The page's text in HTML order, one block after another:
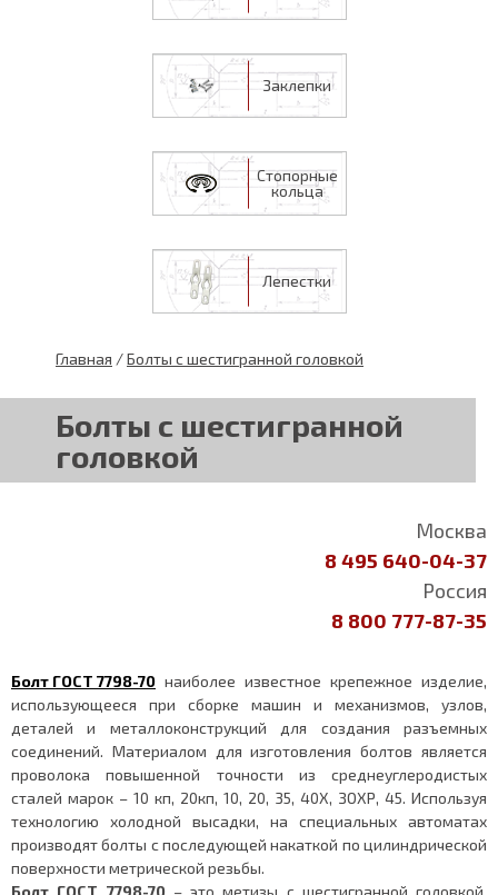
Заклепки
Стопорные
кольца
Лепестки
Главная /Болты с шестигранной головкой
Болты с шестигранной
головкой
Москва
8 495 640-04-37
Россия
8 800 777-87-35
Болт ГОСТ 7798-70 наиболее известное крепежное изделие,
использующееся при сборке машин и механизмов, узлов,
деталей и металлоконструкций для создания разъемных
соединений. Материалом для изготовления болтов является
проволока повышенной точности из среднеуглеродистых
сталей марок – 10 кп, 20кп, 10, 20, 35, 40Х, ЗОХР, 45. Используя
технологию холодной высадки, на специальных автоматах
производят болты с последующей накаткой по цилиндрической
поверхности метрической резьбы.
Болт ГОСТ 7798-70– это метизы с шестигранной головкой,